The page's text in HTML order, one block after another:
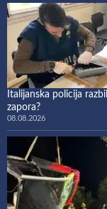
Italijanska policija
zapora?
08.08.2026